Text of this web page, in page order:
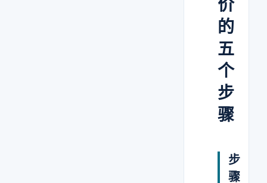
价
的
五
个
步
骤
步
骤